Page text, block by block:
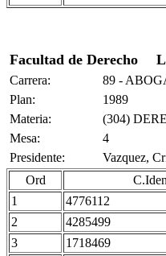
Facultad de Derecho
Carrera:
89 -
Plan:
1989
Materia:
(304)
Mesa:
4
Presidente:
Vazquez,
Ord
1
4776112
2 4285499
3 1718469